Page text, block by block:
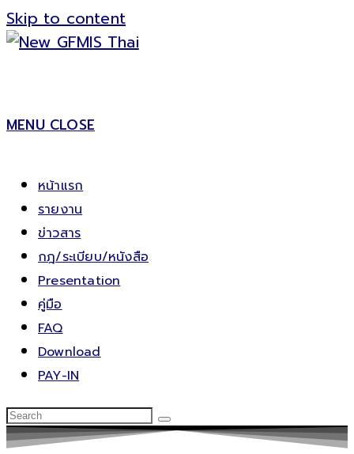
Skip to content
MENU CLOSE
หน้าแรก
รายงาน
ข่าวสาร
กฎ/ระเบียบ/หนังสือ
Presentation
คู่มือ
FAQ
Download
PAY-IN